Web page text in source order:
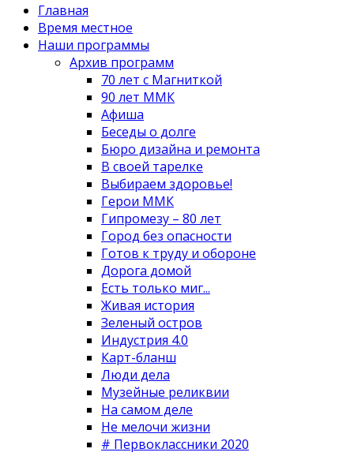
Главная
Время местное
Наши программы
Архив программ
70 лет с Магниткой
90 лет ММК
Афиша
Беседы о долге
Бюро дизайна и ремонта
В своей тарелке
Выбираем здоровье!
Герои ММК
Гипромезу – 80 лет
Город без опасности
Готов к труду и обороне
Дорога домой
Есть только миг...
Живая история
Зеленый остров
Индустрия 4.0
Карт-бланш
Люди дела
Музейные реликвии
На самом деле
Не мелочи жизни
# Первоклассники 2020